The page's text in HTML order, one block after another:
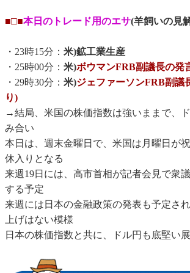
■□■本日のトレード用のエサ(羊飼いの見
・23時15分： 米)鉱工業生産
・25時00分： 米)ボウマンFRB副議長の発
・29時30分： 米)ジェファーソンFRB副議
り)
→結局、米国の株価指数は強いままで、
み合い
本日は、週末金曜日で、米国は月曜日が
休入りとなる
来週19日には、高市首相が記者会見で衆
する予定
来週には日本の金融政策の発表も予定さ
上げはない模様
日本の株価指数と共に、ドル円も底堅い